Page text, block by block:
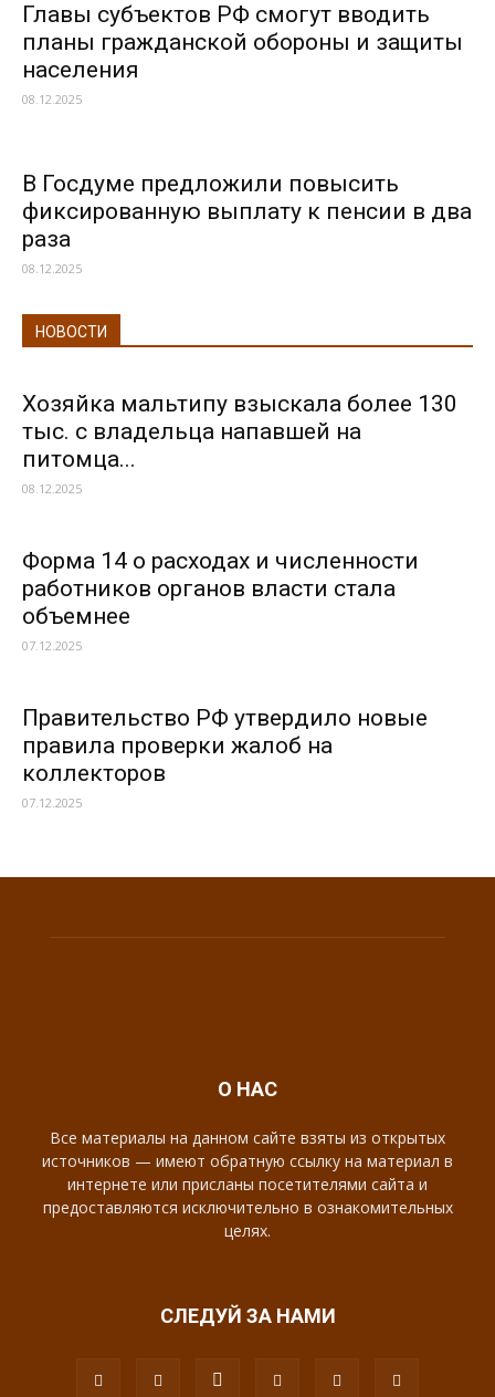
Главы субъектов РФ смогут вводить
планы гражданской обороны и защиты
населения
08.12.2025
В Госдуме предложили повысить
фиксированную выплату к пенсии в два
раза
08.12.2025
НОВОСТИ
Хозяйка мальтипу взыскала более 130
тыс. с владельца напавшей на
питомца...
08.12.2025
Форма 14 о расходах и численности
работников органов власти стала
объемнее
07.12.2025
Правительство РФ утвердило новые
правила проверки жалоб на
коллекторов
07.12.2025
О НАС
Все материалы на данном сайте взяты из открытых
источников — имеют обратную ссылку на материал в
интернете или присланы посетителями сайта и
предоставляются исключительно в ознакомительных
целях.
СЛЕДУЙ ЗА НАМИ